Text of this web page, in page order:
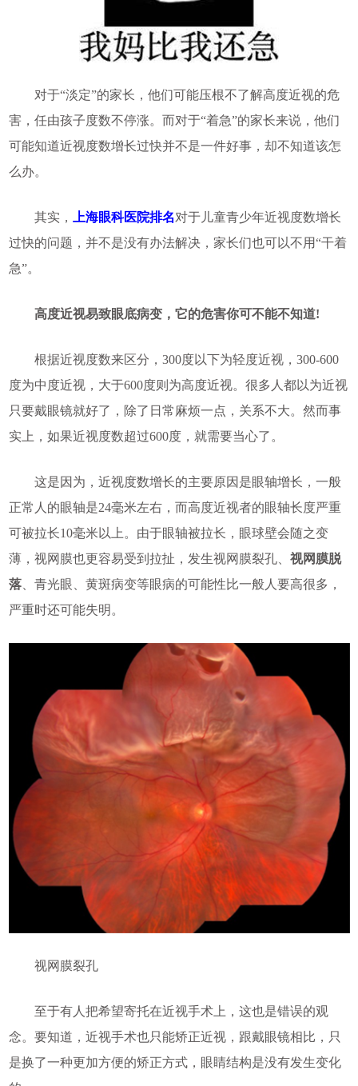
对于“淡定”的家长，他们可能压根不了解高度近视的危
害，任由孩子度数不停涨。而对于“着急”的家长来说，他们
可能知道近视度数增长过快并不是一件好事，却不知道该怎
么办。
其实， 上海眼科医院排名对于儿童青少年近视度数增长
过快的问题，并不是没有办法解决，家长们也可以不用“干着
急”。
高度近视易致眼底病变，它的危害你可不能不知道!
根据近视度数来区分，300度以下为轻度近视，300-600
度为中度近视，大于600度则为高度近视。很多人都以为近视
只要戴眼镜就好了，除了日常麻烦一点，关系不大。然而事
实上，如果近视度数超过600度，就需要当心了。
这是因为，近视度数增长的主要原因是眼轴增长，一般
正常人的眼轴是24毫米左右，而高度近视者的眼轴长度严重
可被拉长10毫米以上。由于眼轴被拉长，眼球壁会随之变
薄，视网膜也更容易受到拉扯，发生视网膜裂孔、 视网膜脱
落、青光眼、黄斑病变等眼病的可能性比一般人要高很多，
严重时还可能失明。
视网膜裂孔
至于有人把希望寄托在近视手术上，这也是错误的观
念。要知道，近视手术也只能矫正近视，跟戴眼镜相比，只
是换了一种更加方便的矫正方式，眼睛结构是没有发生变化